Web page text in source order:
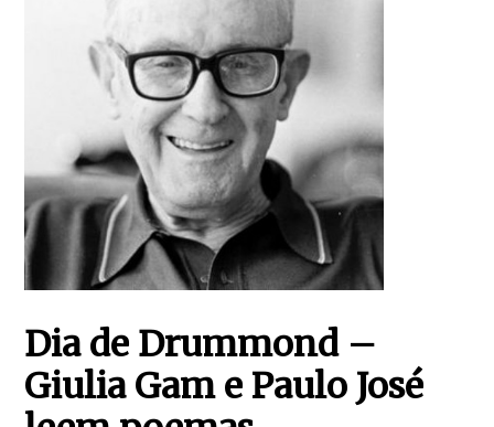
Dia de Drummond –
Giulia Gam e Paulo José